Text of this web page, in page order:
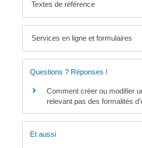
Textes de référence
Services en ligne et formulaires
Questions ? Réponses !
Comment créer ou modifier
relevant pas des formalités
Et aussi